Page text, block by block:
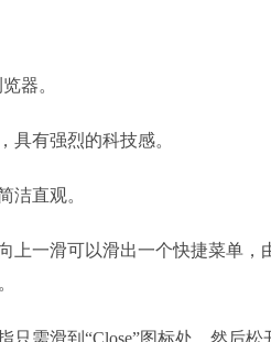
器。
具有强烈的科技感。
洁直观。
上一滑可以滑出一个快捷菜单，
需滑到“Close”图标处，然后松